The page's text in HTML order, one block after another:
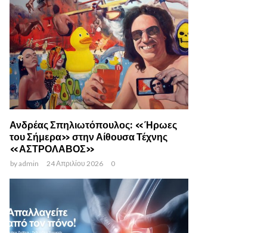
Ανδρέας Σπηλιωτόπουλος: «Ήρωες
του Σήμερα» στην Αίθουσα Τέχνης
«ΑΣΤΡΟΛΑΒΟΣ»
byadmin 24 Απριλίου 2026 0